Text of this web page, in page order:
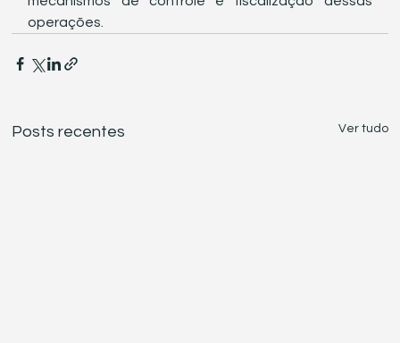
operações.
Posts recentes Ver tudo